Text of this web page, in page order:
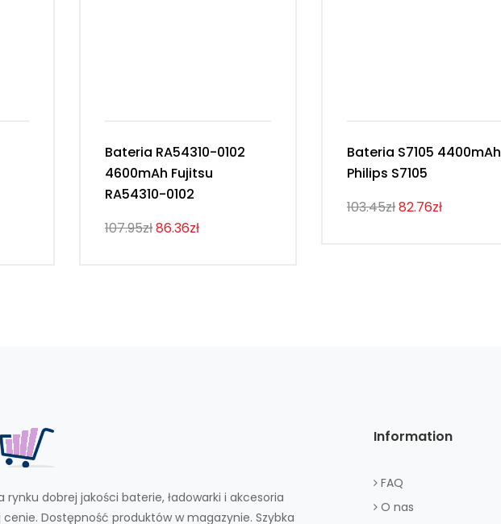
Bateria RA54310-0102
4600mAh Fujitsu
RA54310-0102
107.95zł86.36zł
Bateria S7105 4400mAh
Philips S7105
103.45zł82.76zł
rynku dobrej jakości baterie, ładowarki i akcesoria
Dostępność produktów w magazynie. Szybka
Information
FAQ
O nas